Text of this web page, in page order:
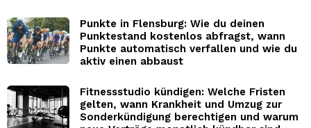
Punkte in Flensburg: Wie du deinen
Punktestand kostenlos abfragst, wann
Punkte automatisch verfallen und wie du
aktiv einen abbaust
Fitnessstudio kündigen: Welche Fristen
gelten, wann Krankheit und Umzug zur
Sonderkündigung berechtigen und warum